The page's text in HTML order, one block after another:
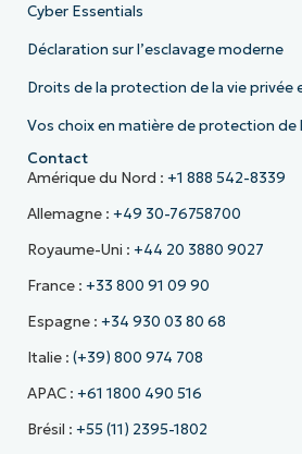
Cyber Essentials
Déclaration sur l’esclavage moderne
Droits de la protection de la vie privée
Vos choix en matière de protection de
Contact
Amérique du Nord : +1 888 542-8339
Allemagne : +49 30-76758700
Royaume-Uni : +44 20 3880 9027
France : +33 800 91 09 90
Espagne : +34 930 03 80 68
Italie : (+39) 800 974 708
APAC : +61 1800 490 516
Brésil : +55 (11) 2395-1802